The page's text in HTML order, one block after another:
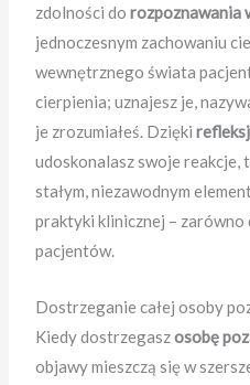
zdolności dorozpoznawania
jednoczesnym zachowaniu
wewnętrznego świata
cierpienia; uznajesz je,
je zrozumiałeś. Dzięki
udoskonalasz swoje reakcje,
stałym, niezawodnym
praktyki klinicznej – zarówno
pacjentów.
Dostrzeganie całej osoby
Kiedy dostrzegaszosobę
objawy mieszczą się w